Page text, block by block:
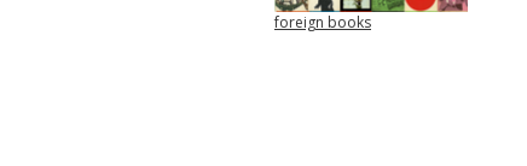
foreign books